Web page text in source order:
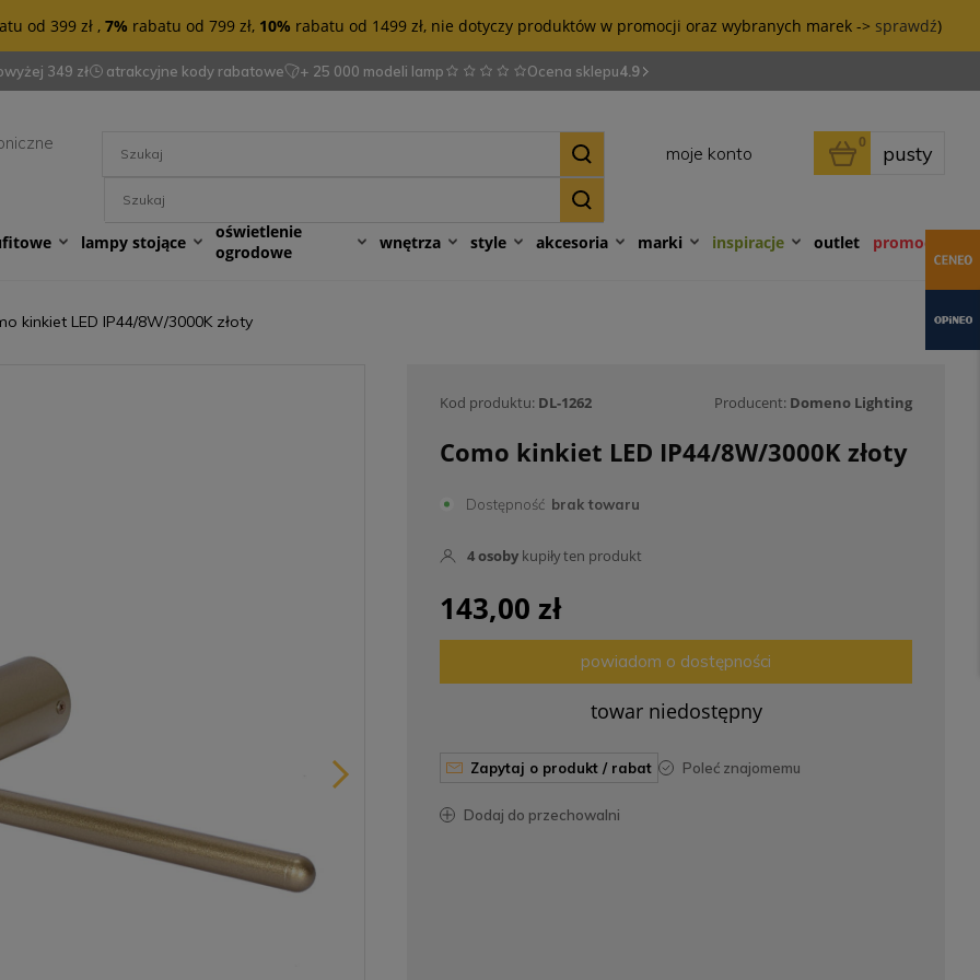
od 399 zł , 7% rabatu od 799 zł, 10% rabatu od 1499 zł, nie dotyczy produktów w promocji oraz wybranych marek -> sprawdź)
349 zł atrakcyjne kody rabatowe + 25 000 modeli lamp Ocena sklepu4.9
moje konto pusty
0
lampy stojące
oświetlenie
ogrodowe
wnętrza style akcesoria marki outlet promocje
inspiracje
kinkiet LED IP44/8W/3000K złoty
Kod produktu: DL-1262 Producent: Domeno Lighting
Como kinkiet LED IP44/8W/3000K złoty
Dostępność brak towaru
4osoby kupiłyten produkt
143,00 zł
powiadom o dostępności
towar niedostępny
zapytaj o produkt / rabat poleć znajomemu
dodaj do przechowalni